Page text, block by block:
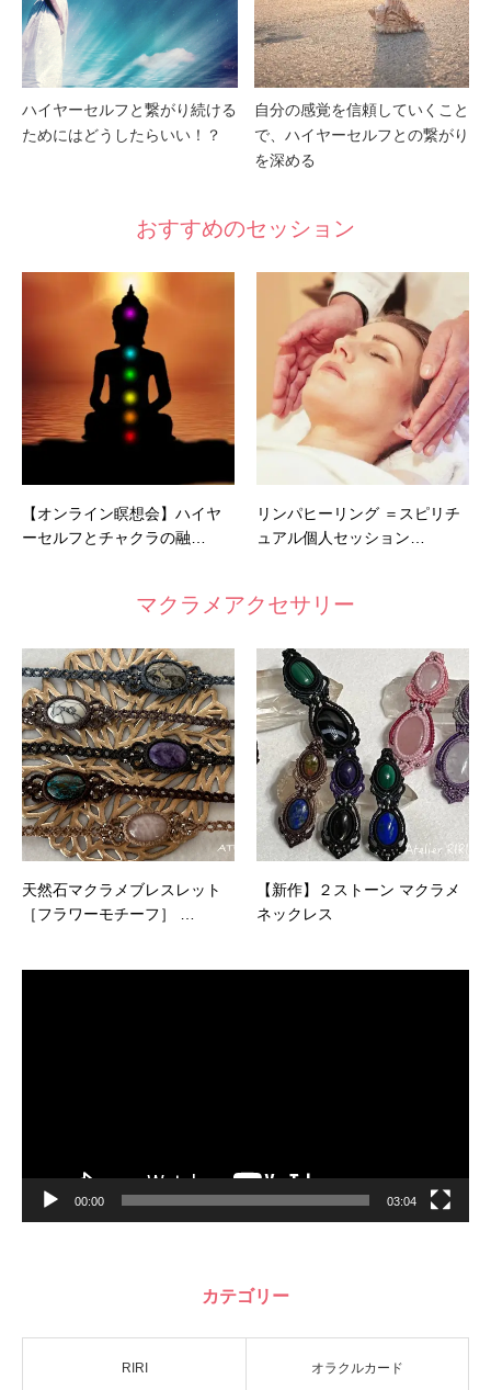
ハイヤーセルフと繋がり続ける
ためにはどうしたらいい！？
自分の感覚を信頼していくこと
で、ハイヤーセルフとの繋がり
を深める
おすすめのセッション
【オンライン瞑想会】ハイヤ
ーセルフとチャクラの融…
リンパヒーリング ＝スピリチ
ュアル個人セッション…
マクラメアクセサリー
天然石マクラメブレスレット
［フラワーモチーフ］ …
【新作】２ストーン マクラメ
ネックレス
00:00 03:04
カテゴリー
RIRI オラクルカード